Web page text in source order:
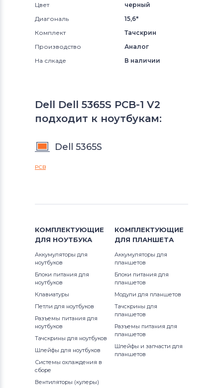
Цвет
черный
Диагональ
15,6"
Комплект
Тачскрин
Производство
Аналог
На слкаде
В наличии
Dell Dell 5365S PCB-1 V2
подходит к ноутбукам:
Dell 5365S
PCB
КОМПЛЕКТУЮЩИЕ
ДЛЯ НОУТБУКА
Аккумуляторы для
ноутбуков
Блоки питания для
ноутбуков
Клавиатуры
Петли для ноутбуков
Разъемы питания для
ноутбуков
Тачскрины для ноутбуков
Шлейфы для ноутбуков
Системы охлаждения в
сборе
Вентиляторы (кулеры)
КОМПЛЕКТУЮЩИЕ
ДЛЯ ПЛАНШЕТА
Аккумуляторы для
планшетов
Блоки питания для
планшетов
Модули для планшетов
Тачскрины для
планшетов
Разъемы питания для
планшетов
Шлейфы и запчасти для
планшетов